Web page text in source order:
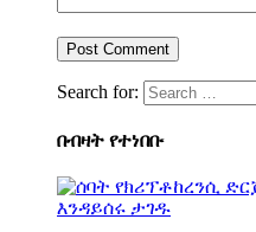
Search for:
በብዛት የተነበቡ